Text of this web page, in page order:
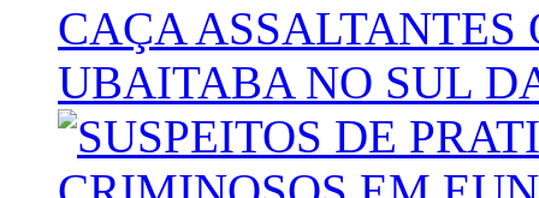
CAÇA
UBAITABA NO SUL